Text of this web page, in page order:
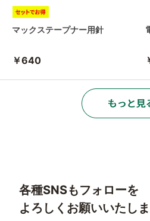
マックステープナー用針
￥640
各種SNSもフォローを
よろしくお願いいたしま